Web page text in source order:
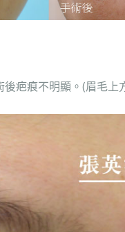
疤痕不明顯。 (眉毛上